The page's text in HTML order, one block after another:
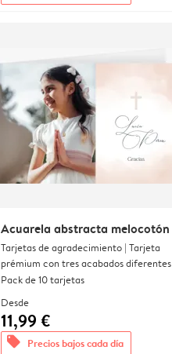
Acuarela abstracta melocotón
Tarjetas de agradecimiento | Tarjeta
prémium con tres acabados diferentes
Pack de 10 tarjetas
Desde
11,99 €
offers Precios bajos cada día